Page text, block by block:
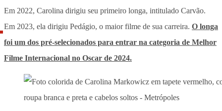
Em 2022, Carolina dirigiu seu primeiro longa, intitulado Carvão.
Em 2023, ela dirigiu Pedágio, o maior filme de sua carreira. O longa
foi um dos pré-selecionados para entrar na categoria de Melhor
Filme Internacional no Oscar de 2024.